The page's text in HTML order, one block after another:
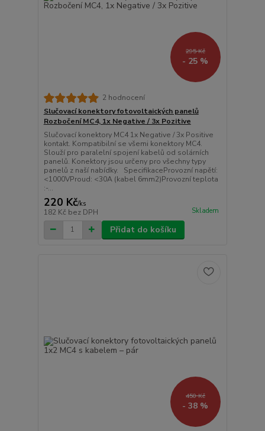
295 Kč
- 25 %
2 hodnocení
Slučovací konektory fotovoltaických panelů
Rozbočení MC4, 1x Negative / 3x Pozitive
Slučovací konektory MC4 1x Negative / 3x Positive
kontakt. Kompatibilní se všemi konektory MC4.
Slouží pro paralelní spojení kabelů od solárních
panelů. Konektory jsou určeny pro všechny typy
panelů z naší nabídky. SpecifikaceProvozní napětí:
<1000VProud: <30A (kabel 6mm2)Provozní teplota
:-...
220 Kč/ks
182 Kč bez DPH Skladem
Přidat do košíku
450 Kč
- 38 %